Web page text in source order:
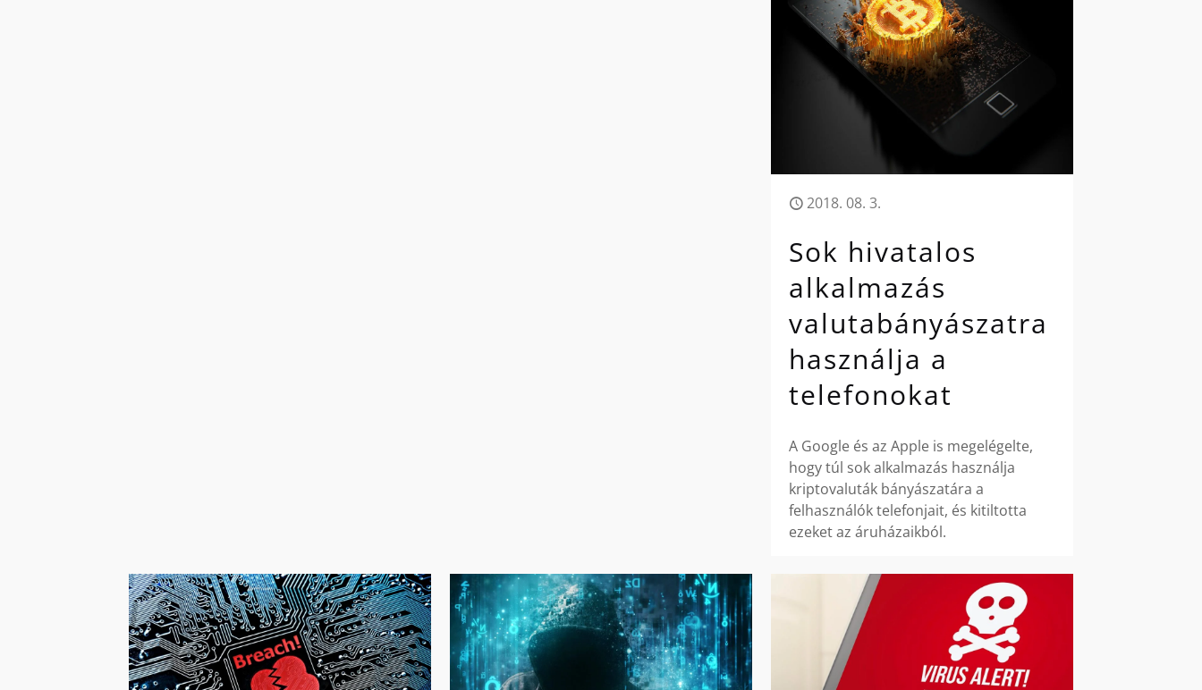
2018. 08. 3.
Sok hivatalos
alkalmazás
valutabányászatra
használja a
telefonokat
A Google és az Apple is megelégelte,
hogy túl sok alkalmazás használja
kriptovaluták bányászatára a
felhasználók telefonjait, és kitiltotta
ezeket az áruházaikból.